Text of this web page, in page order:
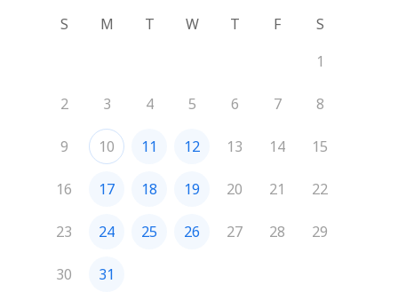
S
M T W T F
S
1
2 3 4 5 6 7 8
9 10 11 12 13 14 15
16 17 18 19 20 21 22
23 24 25 26 27 28 29
30 31